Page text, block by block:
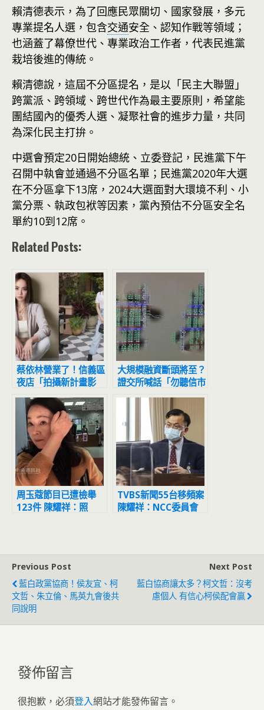
賴清德表示，為了回應民眾關切、國家發展，多元
專業提名人選，包含交通安全、認知作戰等領域；
也涵蓋了幕僚世代、專業政治工作者，代表民進黨
栽培後進的傳統。
賴清德說，這屆不分區提名，是以「民主大聯盟」
跨黨派、跨領域、跨世代作為最主要原則，希望能
團結國內的優秀人選、凝聚社會的進步力量，共同
為深化民主打拚。
中選會預定20日開始總統、立委登記，民進黨下午
召開中執會並通過不分區名單；民進黨2020年大選
在不分區拿下13席，2024大選面對大環境不利、小
黨分票、執政包袱等因素，黨內預估不分區安全名
單約10到12席。
Related Posts:
蔡依林營業了！信義區
夜店「拍攝新計畫影
片」網友目擊驚：本人
正到翻掉
大規模融資斷頭將至？
證交所喊話「勿聽信市
場流言」
周玉蔻節目已遭檢舉
123件 陳耀祥：照
TVBS新聞55台移頻案
陳耀祥：NCC委員會
Previous Post
藍白政黨協商！侯友宜、柯
文哲、朱立倫、馬英九會後共
同說明
Next Post
藍白協商讓太多？柯文哲：沒考
慮個人 有信心柯侯配會贏
發佈留言
很抱歉，必須登入網站才能發佈留言。